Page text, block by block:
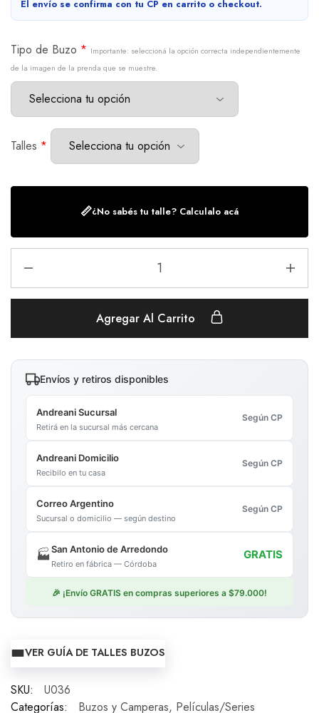
El envío se confirma con tu CP en carrito o checkout.
Tipo de Buzo * Importante: seleccioná la opción correcta independientemente
de la imagen de la prenda que se muestre.
Talles *
📏¿No sabés tu talle? Calculalo acá
Agregar Al Carrito
Envíos y retiros disponibles
Andreani Sucursal
Retirá en la sucursal más cercana
Según CP
Andreani Domicilio
Recibilo en tu casa
Según CP
Correo Argentino
Sucursal o domicilio — según destino
Según CP
🏭San Antonio de Arredondo
Retiro en fábrica — Córdoba
GRATIS
🎉 ¡Envío GRATIS en compras superiores a $79.000!
VER GUÍA DE TALLES BUZOS
SKU:
U036
Categorías:
Buzos y Camperas, Películas/Series